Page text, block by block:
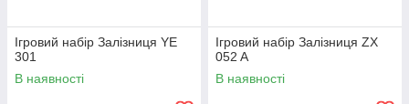
Ігровий набір Залізниця YE
301
В наявності
Ігровий набір Залізниця ZX
052 A
В наявності